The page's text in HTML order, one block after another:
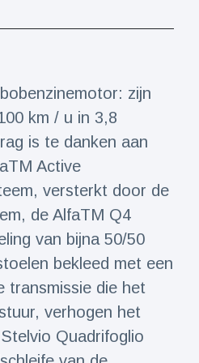
zijn
km / u in 3,8
is te danken aan
Active
versterkt door de
de AlfaTM Q4
van bijna 50/50
bekleed met een
transmissie die het
verhogen het
Quadrifoglio